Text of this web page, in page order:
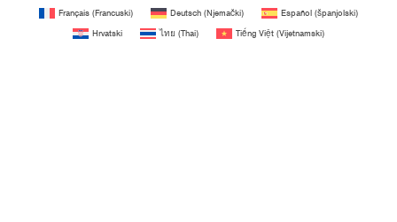
Français (Francuski) Deutsch (Njemački) Español (španjolski)
Hrvatski
ไทย (Thai) Tiếng Việt (Vijetnamski)